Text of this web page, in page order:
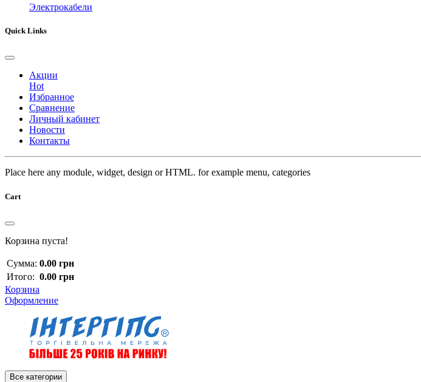
Электрокабели
Quick Links
Акции
Hot
Избранное
Сравнение
Личный кабинет
Новости
Контакты
Place here any module, widget, design or HTML. for example menu, categories
Cart
Корзина пуста!
Сумма: 0.00 грн
Итого: 0.00 грн
Корзина
Оформление
Все категории